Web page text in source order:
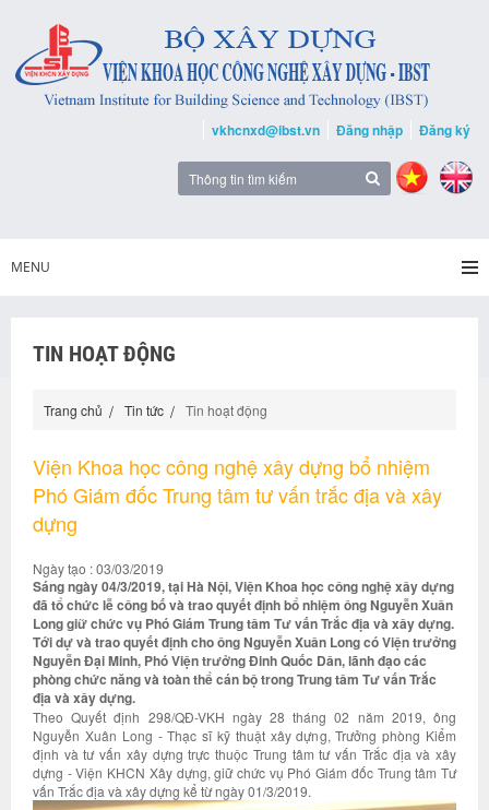
vkhcnxd@ibst.vn Đăng nhập Đăng ký
MENU
TIN HOẠT ĐỘNG
Trang chủ Tin tức Tin hoạt động
Viện Khoa học công nghệ xây dựng bổ nhiệm
Phó Giám đốc Trung tâm tư vấn trắc địa và xây
dựng
Ngày tạo : 03/03/2019
Sáng ngày 04/3/2019, tại Hà Nội, Viện Khoa học công nghệ xây dựng
đã tổ chức lễ công bố và trao quyết định bổ nhiệm ông Nguyễn Xuân
Long giữ chức vụ Phó Giám Trung tâm Tư vấn Trắc địa và xây dựng.
Tới dự và trao quyết định cho ông Nguyễn Xuân Long có Viện trưởng
Nguyễn Đại Minh, Phó Viện trưởng Đinh Quốc Dân, lãnh đạo các
phòng chức năng và toàn thể cán bộ trong Trung tâm Tư vấn Trắc
địa và xây dựng.
Theo Quyết định 298/QĐ-VKH ngày 28 tháng 02 năm 2019, ông
Nguyễn Xuân Long - Thạc sĩ kỹ thuật xây dựng, Trưởng phòng Kiểm
định và tư vấn xây dựng trực thuộc Trung tâm tư vấn Trắc địa và xây
dựng - Viện KHCN Xây dựng, giữ chức vụ Phó Giám đốc Trung tâm Tư
vấn Trắc địa và xây dựng kể từ ngày 01/3/2019.